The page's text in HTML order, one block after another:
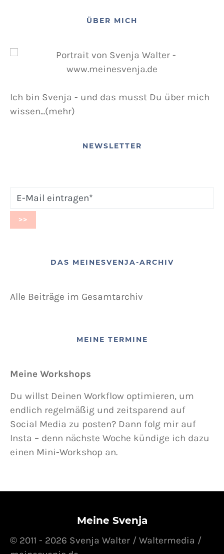
POSTED ON
ÜBER MICH
Ich bin Svenja - und das musst Du über mich
wissen...(mehr)
NEWSLETTER
DAS MEINESVENJA-ARCHIV
Alle Beiträge im Gesamtarchiv
MEINE TERMINE
Meine Workshops
Du willst Deinen Workflow optimieren, um
endlich regelmäßig und zeitsparend auf
Social Media zu posten? Dann folg mir auf
Insta – denn nächste Woche kündige ich dazu
einen Mini-Workshop an.
Meine Svenja
© 2011 - 2026 Svenja Walter / Waltermedia /